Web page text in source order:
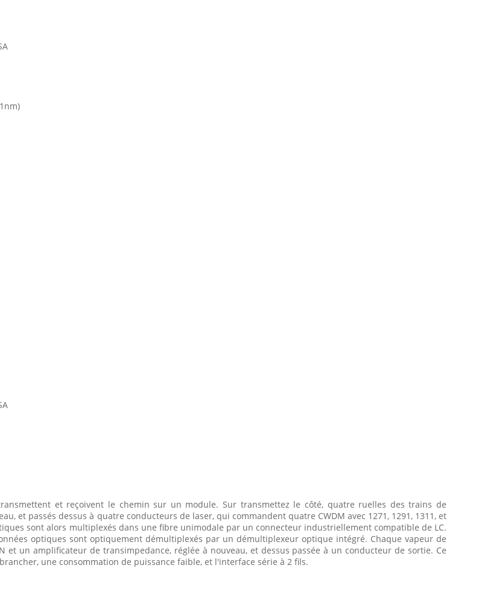
et reçoivent le chemin sur un module. Sur transmettez le côté, quatre ruelles des trains de
et passés dessus à quatre conducteurs de laser, qui commandent quatre CWDM avec 1271, 1291, 1311, et
sont alors multiplexés dans une fibre unimodale par un connecteur industriellement compatible de LC.
optiques sont optiquement démultiplexés par un démultiplexeur optique intégré. Chaque vapeur de
un amplificateur de transimpedance, réglée à nouveau, et dessus passée à un conducteur de sortie. Ce
une consommation de puissance faible, et l'interface série à 2 fils.